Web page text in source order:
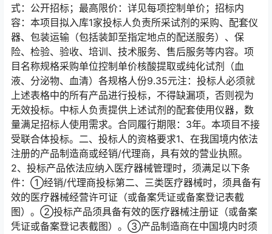
式：公开招标；最高限价：详见每项控制单价；招标内
容：本项目拟入库1家投标人负责所采试剂的采购、配套仪
器、包装运输（包括装卸至指定地点的配送服务）、保
险、检验、验收、培训、技术服务、售后服务等内容。项
目名称规格采购单位控制单价核酸提取或纯化试剂（血
液、分泌物、血清）各规格人份9.35元注：投标人必须就
上述表格中的所有产品进行投标，不得缺漏项，否则视为
无效投标。中标人负责提供上述试剂的配套使用仪器，数
量满足招标人使用需求。合同履行期限：3年。本项目不接
受联合体投标。二、投标人的资格要求1、在我国境内依法
注册的产品制造商或经销/代理商，具有效的营业执照。
2、投标产品依法应纳入医疗器械管理时，须满足以下条
件：①经销/代理商投标第二、三类医疗器械时，须具备有
效的医疗器械经营许可证（或备案凭证或备案登记表截
图）。②投标产品须具备有效的医疗器械注册证（或备案
凭证或备案登记表截图）。③产品制造商在中国境内时须